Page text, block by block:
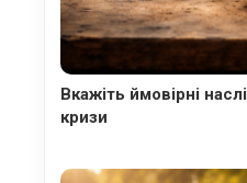
Вкажіть ймовірні
кризи